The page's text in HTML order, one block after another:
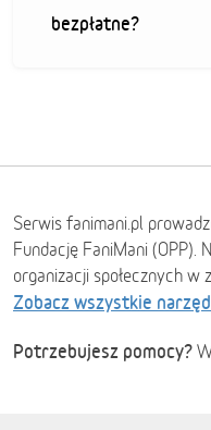
bezpłatne?
Serwis fanimani.pl
Fundację FaniMani (OPP).
organizacji społecznych w
Zobacz wszystkie
Potrzebujesz pomocy?